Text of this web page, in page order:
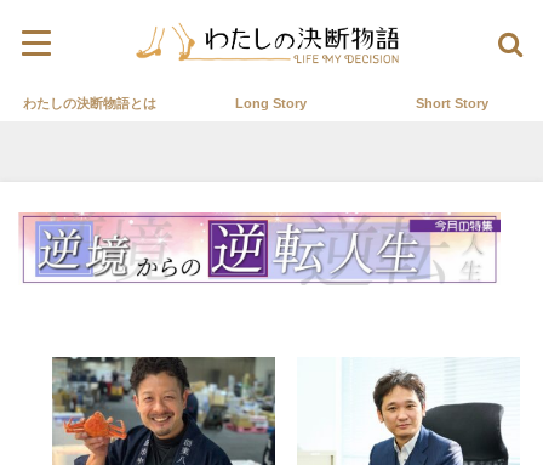
わたしの決断物語とは Long Story Short Story